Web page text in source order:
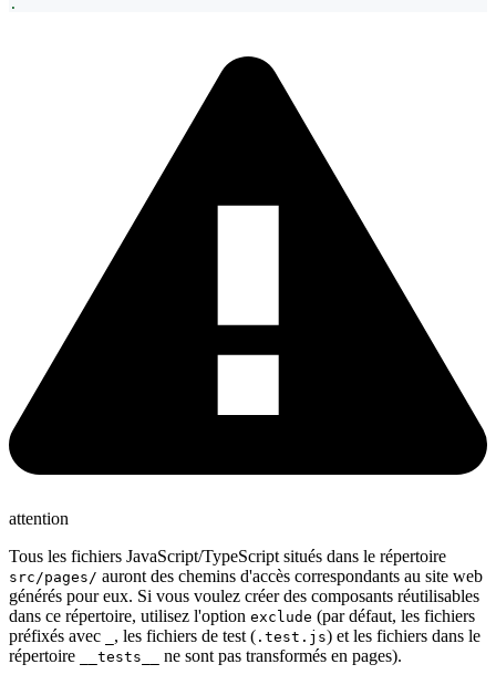
.
attention
Tous les fichiers JavaScript/TypeScript situés dans le répertoire
src/pages/ auront des chemins d'accès correspondants au site web
générés pour eux. Si vous voulez créer des composants réutilisables
dans ce répertoire, utilisez l'option exclude (par défaut, les fichiers
préfixés avec
, les fichiers de test ( .test.js) et les fichiers dans le
répertoire
__tests__ ne sont pas transformés en pages).